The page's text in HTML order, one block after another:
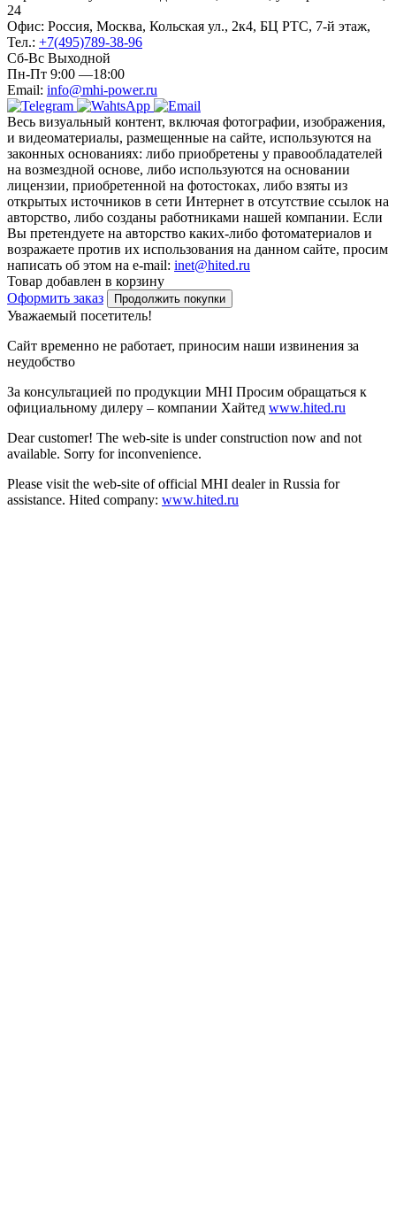
24
Офис: Россия, Москва, Кольская ул., 2к4, БЦ РТС, 7-й этаж,
Тел.: +7(495)789-38-96
Сб-Вс Выходной
Пн-Пт 9:00 —18:00
Email: info@mhi-power.ru
Весь визуальный контент, включая фотографии, изображения,
и видеоматериалы, размещенные на сайте, используются на
законных основаниях: либо приобретены у правообладателей
на возмездной основе, либо используются на основании
лицензии, приобретенной на фотостоках, либо взяты из
открытых источников в сети Интернет в отсутствие ссылок на
авторство, либо созданы работниками нашей компании. Если
Вы претендуете на авторство каких-либо фотоматериалов и
возражаете против их использования на данном сайте, просим
написать об этом на e-mail: inet@hited.ru
Товар добавлен в корзину
Оформить заказ
Продолжить покупки
Уважаемый посетитель!
Сайт временно не работает, приносим наши извинения за
неудобство
За консультацией по продукции MHI Просим обращаться к
официальному дилеру – компании Хайтед www.hited.ru
Dear customer! The web-site is under construction now and not
available. Sorry for inconvenience.
Please visit the web-site of official MHI dealer in Russia for
assistance. Hited company: www.hited.ru